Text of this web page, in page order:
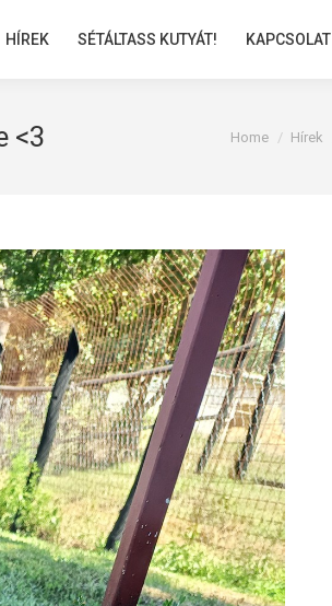
HÍREK SÉTÁLTASS KUTYÁT! KAPCSOLAT
<3 You are here:
Home Hírek
HÍREK SÉTÁLTASS KUTYÁT! KAPCSOLAT